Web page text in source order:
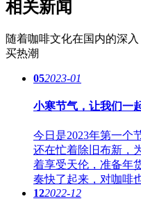
相关新闻
随着咖啡文化在国内的深
买热潮
052023-01
小寒节气，让我们一
今日是2023年第一
还在忙着除旧布新，
着享受天伦，准备年
奏快了起来，对咖啡
122022-12